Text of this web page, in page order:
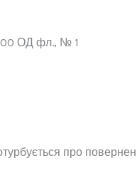
ОД фл., № 1
про